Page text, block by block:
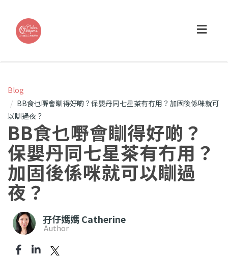
Blog
BB食乜嘢會瞓得好啲？保嬰丹同七星茶有冇用？加固後係咪就可
以瞓過夜？
BB食乜嘢會瞓得好啲？
保嬰丹同七星茶有冇用？
加固後係咪就可以瞓過
夜？
孖仔媽媽 Catherine
Author